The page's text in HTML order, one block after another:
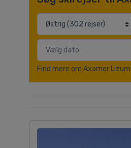
Find mere om Axamer Lizum: